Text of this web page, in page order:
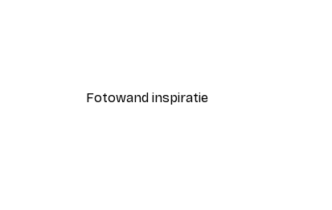
Fotowand inspiratie